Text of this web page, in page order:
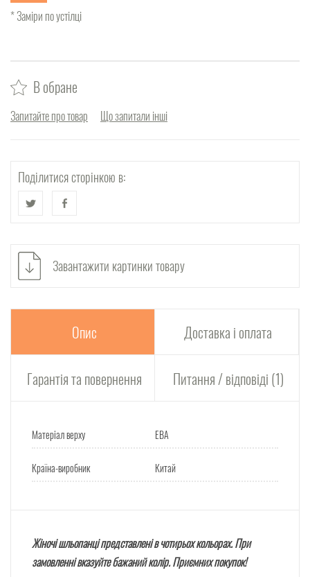
* Заміри по устілці
В обране
Запитайте про товар Що запитали інші
Поділитися сторінкою в:
Завантажити картинки товару
Опис Доставка і оплата
Гарантія та повернення Питання / відповіді (1)
Матеріал верху ЕВА
Країна-виробник Китай
Жіночі шльопанці представлені в чотирьох кольорах. При
замовленні вказуйте бажаний колір. Приємних покупок!